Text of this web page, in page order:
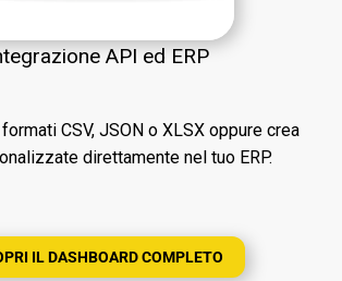
API ed ERP
CSV, JSON o XLSX oppure crea
direttamente nel tuo ERP.
IL DASHBOARD COMPLETO